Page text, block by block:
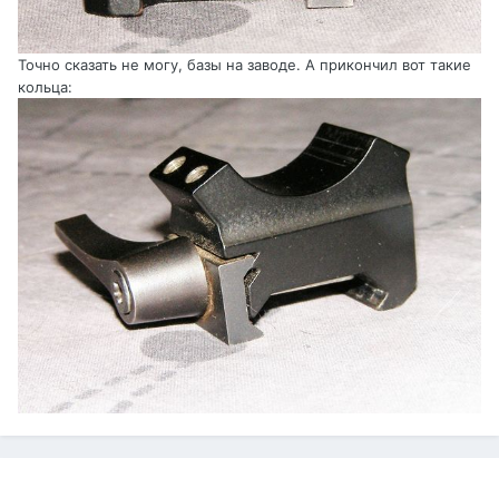
Точно сказать не могу, базы на заводе. А прикончил вот такие
кольца: